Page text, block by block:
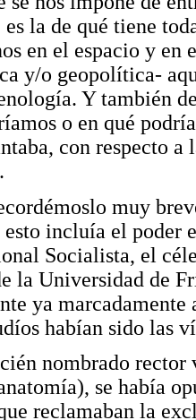
la de qué tiene
en el espacio y en
y/o geopolítica-
Y también
o en qué
con respecto
muy
incluía el poder
Socialista, el
la Universidad de
ya
habían sido las
nombrado
se había
reclamaban la